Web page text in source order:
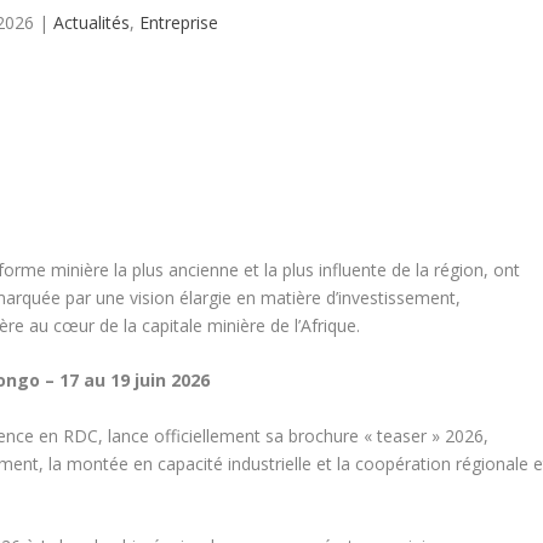
| Actualités, Entreprise
minière la plus ancienne et la plus influente de la région, ont
par une vision élargie en matière d’investissement,
au cœur de la capitale minière de l’Afrique.
– 17 au 19 juin 2026
en RDC, lance officiellement sa brochure « teaser » 2026,
la montée en capacité industrielle et la coopération régionale